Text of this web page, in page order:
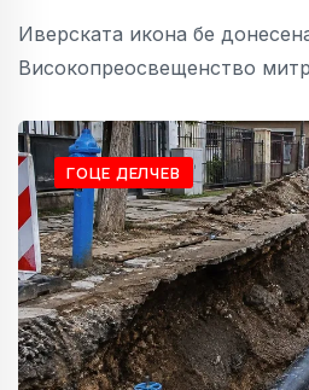
Иверската икона бе
Високопреосвещенство
ГОЦЕ ДЕЛЧЕВ